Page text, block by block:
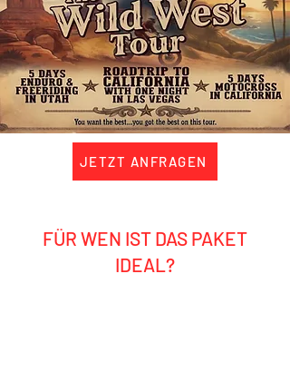
JETZT ANFRAGEN
FÜR WEN IST DAS PAKET
IDEAL?